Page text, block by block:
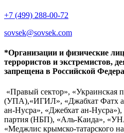
+7 (499) 288-00-72
sovsek@sovsek.com
*Организации и физические
террористов и экстремистов,
запрещена в Российской
«Правый сектор», «Украинская
(УПА),«ИГИЛ», «Джабхат Фатх
ан-Нусра», «Джебхат ан-
партия (НБП), «Аль-Каида»,
«Меджлис крымско-татарского